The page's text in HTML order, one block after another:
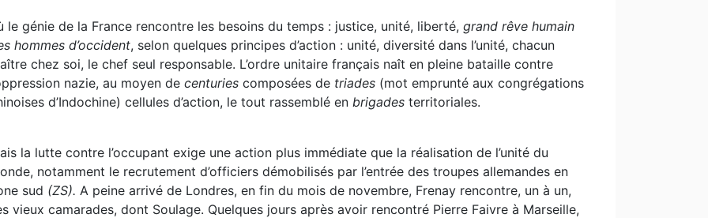
le génie de la France rencontre les besoins du temps : justice, unité, liberté, grand rêve humain
hommes d’occident, selon quelques principes d’action : unité, diversité dans l’unité, chacun
chez soi, le chef seul responsable. L’ordre unitaire français naît en pleine bataille contre
nazie, au moyen de centuries composées de triades (mot emprunté aux congrégations
d’Indochine) cellules d’action, le tout rassemblé en brigades territoriales.
la lutte contre l’occupant exige une action plus immédiate que la réalisation de l’unité du
notamment le recrutement d’officiers démobilisés par l’entrée des troupes allemandes en
sud (ZS). A peine arrivé de Londres, en fin du mois de novembre, Frenay rencontre, un à un,
vieux camarades, dont Soulage. Quelques jours après avoir rencontré Pierre Faivre à Marseille,